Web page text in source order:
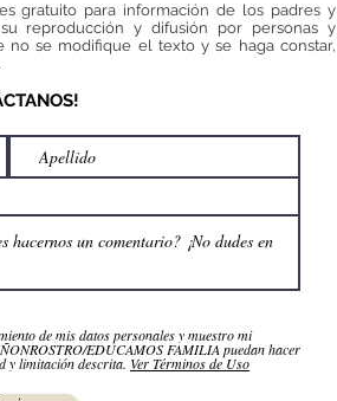
gratuito para información de los padres y
su reproducción y difusión por personas y
se modifique el texto y se haga constar,
de mis datos personales y muestro mi
EDUCAMOS FAMILIA puedan hacer
y limitación descrita. Ver Términos de Uso